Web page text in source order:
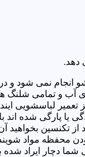
دهد.
نمی شود و
آب و تمامی
لباسشویی
پارگی شده اند
تکنسین بخواهید
محفظه مواد
ایراد شده